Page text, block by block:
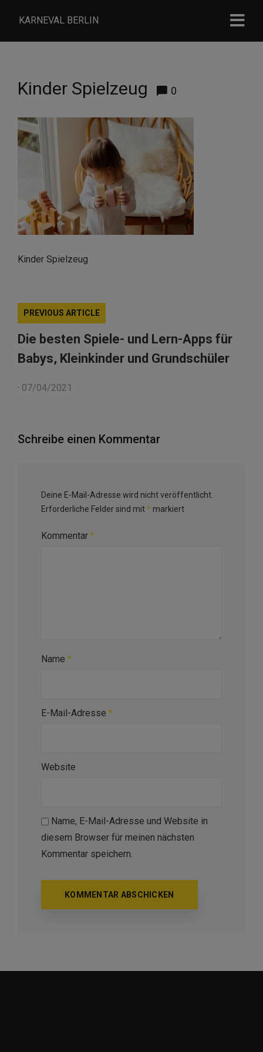
KARNEVAL BERLIN
Kinder Spielzeug 0
Kinder Spielzeug
PREVIOUS ARTICLE
Die besten Spiele- und Lern-Apps für
Babys, Kleinkinder und Grundschüler
· 07/04/2021
Schreibe einen Kommentar
Deine E-Mail-Adresse wird nicht veröffentlicht.
Erforderliche Felder sind mit* markiert
Kommentar *
Name *
E-Mail-Adresse *
Website
Name, E-Mail-Adresse und Website in
diesem Browser für meinen nächsten
Kommentar speichern.